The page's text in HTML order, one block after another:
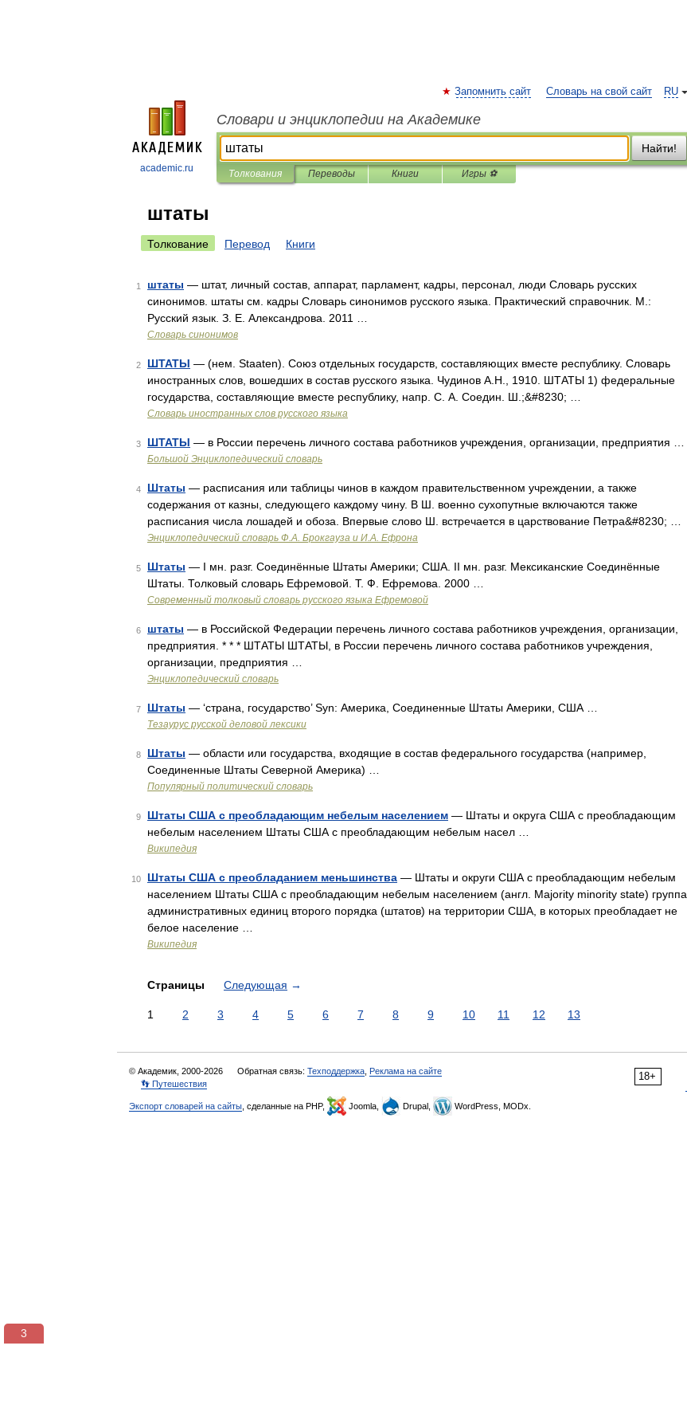
academic.ru
RU
Запомнить сайт Словарь на свой сайт
Словари и энциклопедии на Академике
Найти!
Толкования Переводы Книги Игры ⚽
штаты
Толкование Перевод Книги
1 штаты — штат, личный состав, аппарат, парламент, кадры, персонал, люди Словарь русских
синонимов. штаты см. кадры Словарь синонимов русского языка. Практический справочник. М.:
Русский язык. З. Е. Александрова. 2011 …
Словарь синонимов
2 ШТАТЫ — (нем. Staaten). Союз отдельных государств, составляющих вместе республику. Словарь
иностранных слов, вошедших в состав русского языка. Чудинов А.Н., 1910. ШТАТЫ 1) федеральные
государства, составляющие вместе республику, напр. С. А. Соедин. Ш.;&#8230; …
Словарь иностранных слов русского языка
3 ШТАТЫ — в России перечень личного состава работников учреждения, организации, предприятия …
Большой Энциклопедический словарь
4 Штаты — расписания или таблицы чинов в каждом правительственном учреждении, а также
содержания от казны, следующего каждому чину. В Ш. военно сухопутные включаются также
расписания числа лошадей и обоза. Впервые слово Ш. встречается в царствование Петра&#8230; …
Энциклопедический словарь Ф.А. Брокгауза и И.А. Ефрона
5 Штаты — I мн. разг. Соединённые Штаты Америки; США. II мн. разг. Мексиканские Соединённые
Штаты. Толковый словарь Ефремовой. Т. Ф. Ефремова. 2000 …
Современный толковый словарь русского языка Ефремовой
6 штаты — в Российской Федерации перечень личного состава работников учреждения, организации,
предприятия. * * * ШТАТЫ ШТАТЫ, в России перечень личного состава работников учреждения,
организации, предприятия …
Энциклопедический словарь
7 Штаты — ‘страна, государство’ Syn: Америка, Соединенные Штаты Америки, США …
Тезаурус русской деловой лексики
8 Штаты — области или государства, входящие в состав федерального государства (например,
Соединенные Штаты Северной Америка) …
Популярный политический словарь
9 Штаты США с преобладающим небелым населением — Штаты и округа США с преобладающим
небелым населением Штаты США с преобладающим небелым насел …
Википедия
10 Штаты США с преобладанием меньшинства — Штаты и округи США с преобладающим небелым
населением Штаты США с преобладающим небелым населением (англ. Majority minority state) группа
административных единиц второго порядка (штатов) на территории США, в которых преобладает не
белое население …
Википедия
Страницы Следующая →
1 2 3 4 5 6 7 8 9 10 11 12 13
18+
© Академик, 2000-2026 Обратная связь: Техподдержка Реклама на сайте
👣 Путешествия
Экспорт словарей на сайты , сделанные на PHP, Joomla, Drupal, WordPress, MODx.
3